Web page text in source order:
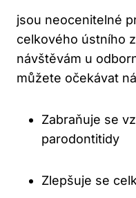
jsou neocenitelné
celkového ústního
návštěvám u
můžete očekávat
Zabraňuje se
parodontitidy
Zlepšuje se